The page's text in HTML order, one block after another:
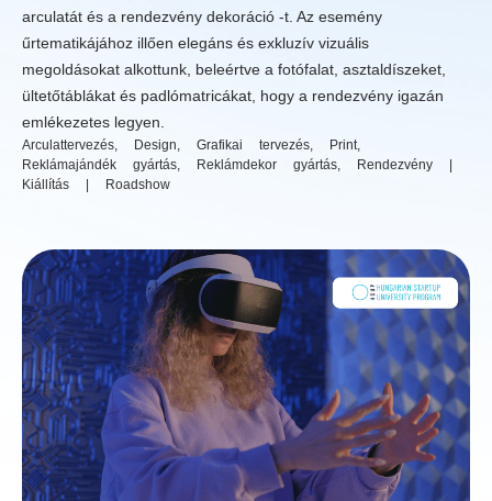
arculatát és a rendezvény dekoráció -t. Az esemény
űrtematikájához illően elegáns és exkluzív vizuális
megoldásokat alkottunk, beleértve a fotófalat, asztaldíszeket,
ültetőtáblákat és padlómatricákat, hogy a rendezvény igazán
emlékezetes legyen.
Arculattervezés, Design, Grafikai tervezés, Print,
Reklámajándék gyártás, Reklámdekor gyártás,
Rendezvény |
Kiállítás | Roadshow